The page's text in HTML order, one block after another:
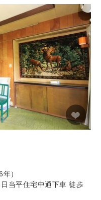
）
当平住宅中通下車 徒歩